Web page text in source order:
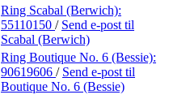
Ring Scabal (Berwich):
55110150 / Send e-post til
Scabal (Berwich)
Ring Boutique No. 6 (Bessie):
90619606 / Send e-post til
Boutique No. 6 (Bessie)